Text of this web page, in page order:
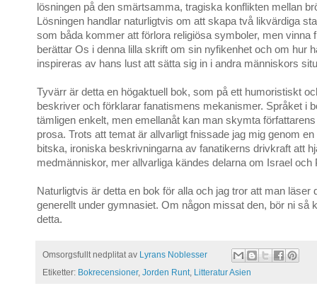
lösningen på den smärtsamma, tragiska konflikten mellan
Lösningen handlar naturligtvis om att skapa två likvärdiga
som båda kommer att förlora religiösa symboler, men vinna
berättar Os i denna lilla skrift om sin nyfikenhet och om hur
inspireras av hans lust att sätta sig in i andra människors
Tyvärr är detta en högaktuell bok, som på ett humoristiskt
beskriver och förklarar fanatismens mekanismer. Språket i
tämligen enkelt, men emellanåt kan man skymta
prosa. Trots att temat är allvarligt fnissade jag mig genom en
bitska, ironiska beskrivningarna av fanatikerns drivkraft att
medmänniskor, mer allvarliga kändes delarna om Israel och
Naturligtvis är detta en bok för alla och jag tror att man läser
generellt under gymnasiet. Om någon missat den, bör ni så
detta.
Omsorgsfullt nedplitat av Lyrans Noblesser
Etiketter: Bokrecensioner, Jorden Runt, Litteratur Asien